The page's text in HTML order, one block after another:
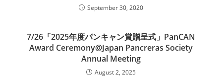
September 30, 2020
7/26「2025年度パンキャン賞贈呈式」PanCAN
Award Ceremony@Japan Pancreras Society
Annual Meeting
August 2, 2025